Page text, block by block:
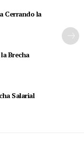
Cerrando la
Brecha
Salarial